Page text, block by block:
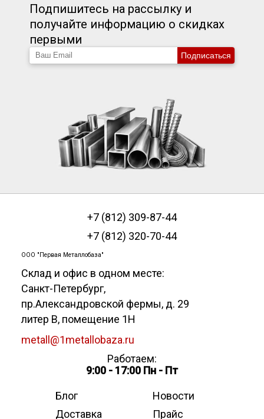
Подпишитесь на рассылку и
получайте информацию о скидках
первыми
Подписаться
+7 (812) 309-87-44
+7 (812) 320-70-44
ООО "Первая Металлобаза"
Склад и офис в одном месте:
Санкт-Петербург,
пр.Александровской фермы, д. 29
литер В, помещение 1Н
metall@1metallobaza.ru
Работаем:
9:00 - 17:00 Пн - Пт
Блог
Новости
Доставка
Прайс